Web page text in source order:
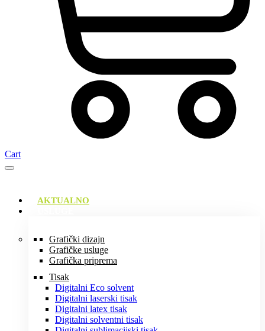
Cart
AKTUALNO
Grafički dizajn
Grafičke usluge
Grafička priprema
Tisak
Digitalni Eco solvent
Digitalni laserski tisak
Digitalni latex tisak
Digitalni solventni tisak